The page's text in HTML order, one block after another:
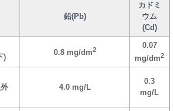
鉛(Pb)
カドミ
ウム
(Cd)
)
0.8 mg/dm2
0.07
mg/dm2
4.0 mg/L
0.3
mg/L